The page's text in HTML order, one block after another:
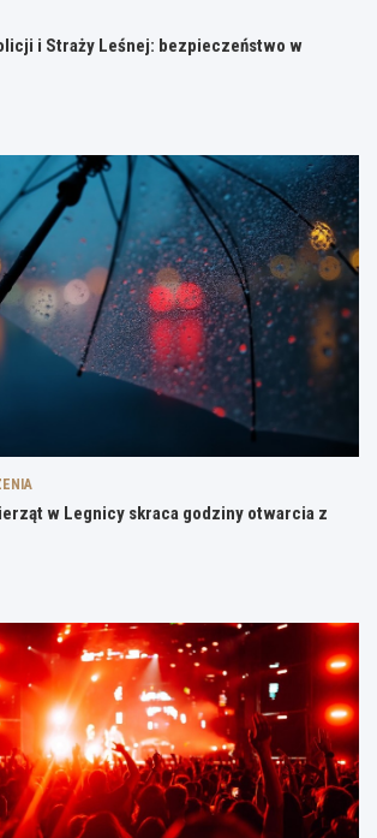
i Straży Leśnej: bezpieczeństwo w
w Legnicy skraca godziny otwarcia z